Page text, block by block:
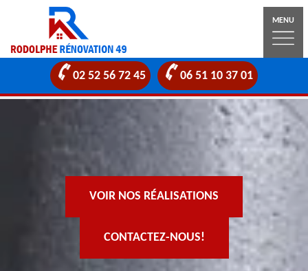
MENU
02 52 56 72 45 06 51 10 37 01
VOIR NOS RÉALISATIONS
CONTACTEZ-NOUS!